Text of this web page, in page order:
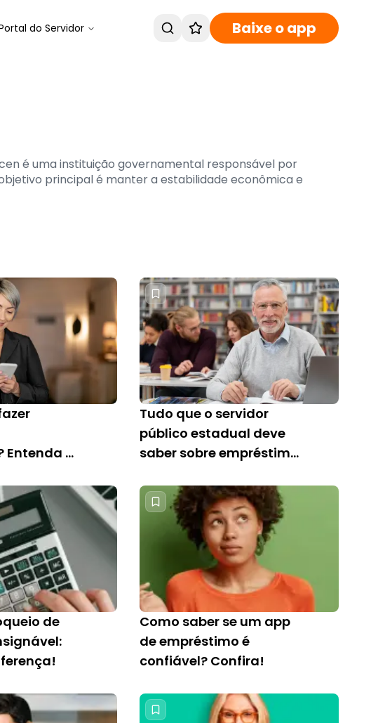
do Servidor Baixe o app
é uma instituição governamental responsável por
principal é manter a estabilidade econômica e
as
Tudo que o servidor
público estadual deve
saber sobre empréstimo
de
Como saber se um app
de empréstimo é
confiável? Confira!